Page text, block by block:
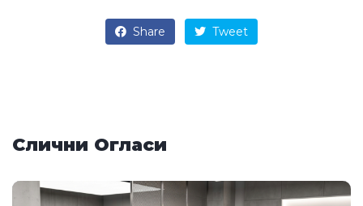
Share Tweet
Слични Огласи